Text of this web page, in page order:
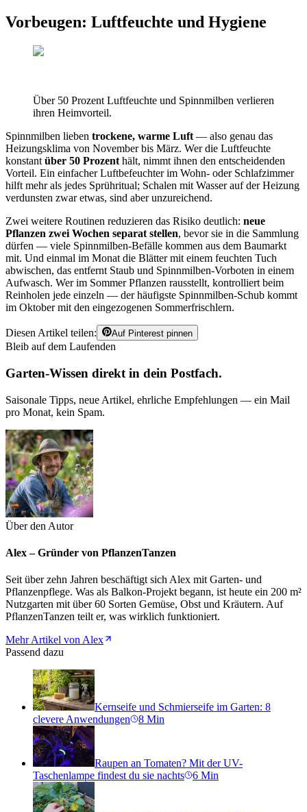
Vorbeugen: Luftfeuchte und Hygiene
Über 50 Prozent Luftfeuchte und Spinnmilben verlieren
ihren Heimvorteil.
Spinnmilben lieben trockene, warme Luft — also genau das
Heizungsklima von November bis März. Wer die Luftfeuchte
konstant über 50 Prozent hält, nimmt ihnen den entscheidenden
Vorteil. Ein einfacher Luftbefeuchter im Wohn- oder Schlafzimmer
hilft mehr als jedes Sprühritual; Schalen mit Wasser auf der Heizung
verdunsten zwar etwas, sind aber unzureichend.
Zwei weitere Routinen reduzieren das Risiko deutlich: neue
Pflanzen zwei Wochen separat stellen, bevor sie in die Sammlung
dürfen — viele Spinnmilben-Befälle kommen aus dem Baumarkt
mit. Und einmal im Monat die Blätter mit einem feuchten Tuch
abwischen, das entfernt Staub und Spinnmilben-Vorboten in einem
Aufwasch. Wer im Sommer Pflanzen rausstellt, kontrolliert beim
Reinholen jede einzeln — der häufigste Spinnmilben-Schub kommt
im Oktober mit den eingezogenen Sommerfrischlern.
Diesen Artikel teilen: Auf Pinterest pinnen
Bleib auf dem Laufenden
Garten-Wissen direkt in dein Postfach.
Saisonale Tipps, neue Artikel, ehrliche Empfehlungen — ein Mail
pro Monat, kein Spam.
Über den Autor
Alex – Gründer von PflanzenTanzen
Seit über zehn Jahren beschäftigt sich Alex mit Garten- und
Pflanzenpflege. Was als Balkon-Projekt begann, ist heute ein 200 m²
Nutzgarten mit über 60 Sorten Gemüse, Obst und Kräutern. Auf
PflanzenTanzen teilt er, was wirklich funktioniert.
Mehr Artikel von Alex
Passend dazu
Kernseife und Schmierseife im Garten: 8
clevere Anwendungen
8 Min
Raupen an Tomaten? Mit der UV-
Taschenlampe findest du sie nachts
6 Min